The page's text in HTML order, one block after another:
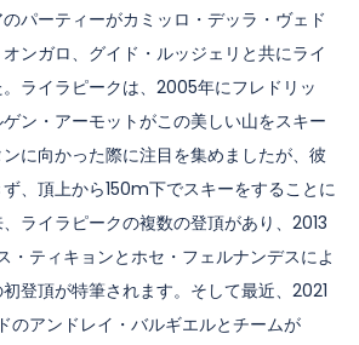
パーティーがカミッロ・デッラ・ヴェド
ンガロ、グイド・ルッジェリと共にライ
ライラピークは、2005年にフレドリッ
ン・アーモットがこの美しい山をスキー
に向かった際に注目を集めましたが、彼
、頂上から150m下でスキーをすることに
ライラピークの複数の登頂があり、2013
・ティキョンとホセ・フェルナンデスによ
登頂が特筆されます。そして最近、2021
のアンドレイ・バルギエルとチームが